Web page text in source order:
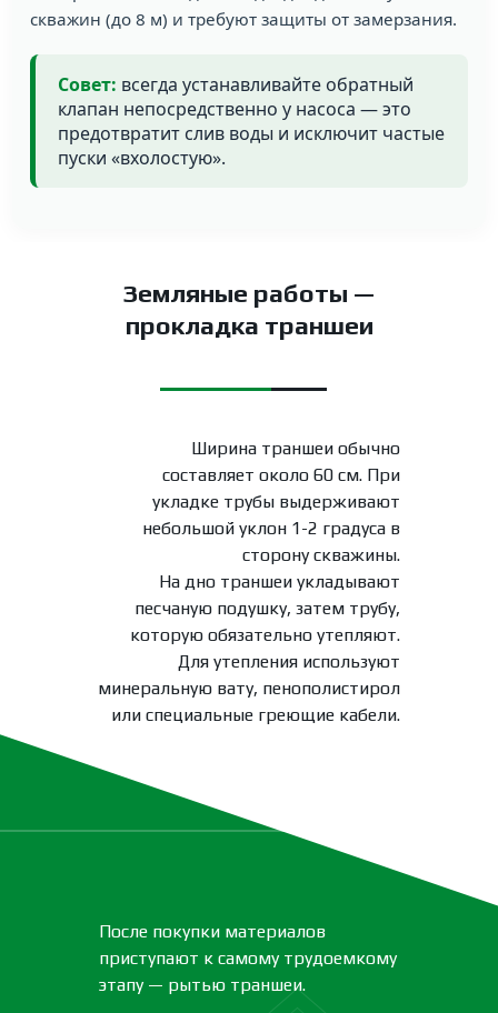
скважин (до 8 м) и требуют защиты от замерзания.
Совет: всегда устанавливайте обратный
клапан непосредственно у насоса — это
предотвратит слив воды и исключит частые
пуски «вхолостую».
Земляные работы —
прокладка траншеи
После покупки материалов
приступают к самому трудоемкому
этапу — рытью траншеи.
Ширина траншеи обычно
составляет около 60 см. При
укладке трубы выдерживают
небольшой уклон 1-2 градуса в
сторону скважины.
На дно траншеи укладывают
песчаную подушку, затем трубу,
которую обязательно утепляют.
Для утепления используют
минеральную вату, пенополистирол
или специальные греющие кабели.